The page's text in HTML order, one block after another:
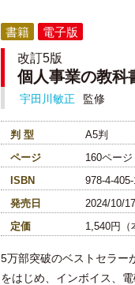
書籍
電子版
改訂5版
個人事業の教
宇田川敏正 監修
判 型
A5判
ページ
160ページ
ISBN
978-4-405-
発売日
2024/10/17
定価
1,540円（
5万部突破のベストセラー
をはじめ、インボイス、